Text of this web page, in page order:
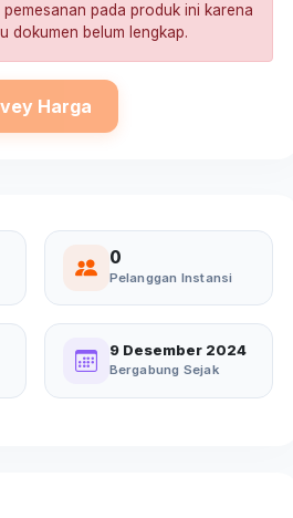
pada produk ini karena
dokumen belum lengkap.
Harga
0
Pelanggan Instansi
9 Desember 2024
Bergabung Sejak